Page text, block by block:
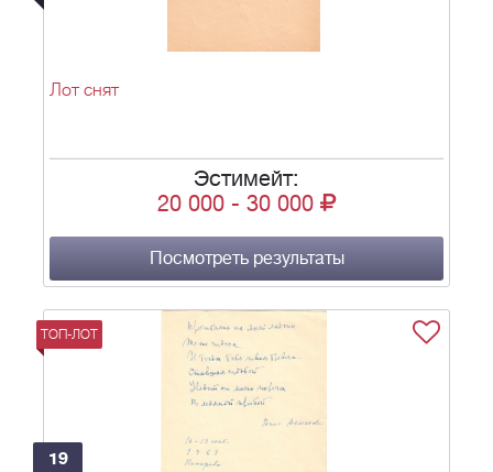
Лот снят
Эстимейт:
20 000 - 30 000
Посмотреть результаты
ТОП-ЛОТ
19